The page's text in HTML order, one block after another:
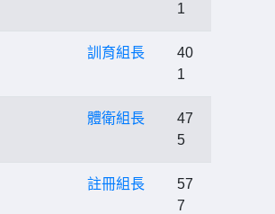
1
訓育組長
40
1
體衛組長
47
5
註冊組長
57
7